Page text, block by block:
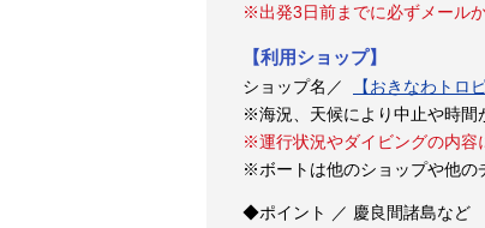
※出発3日前までに必ずメール
【利用ショップ】
ショップ名／ 【おきなわトロ
※海況、天候により中止や時間
※運行状況やダイビングの内容
※ボートは他のショップや他の
◆ポイント ／ 慶良間諸島など